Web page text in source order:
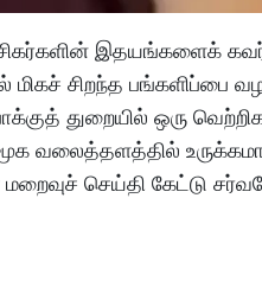
இதயங்களைக்
சிறந்த பங்களிப்பை
துறையில் ஒரு
வலைத்தளத்தில்
செய்தி கேட்டு